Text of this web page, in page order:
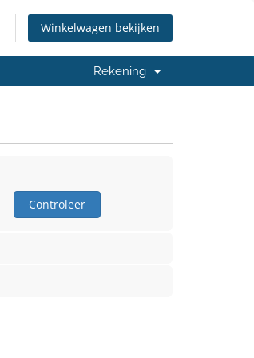
Winkelwagen bekijken
Rekening
Controleer